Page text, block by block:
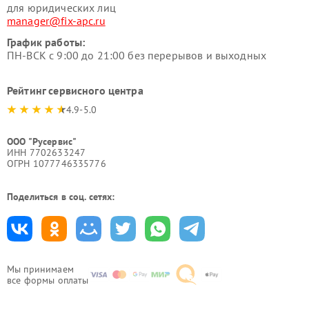
Мы принимаем
все формы оплаты
для юридических лиц
manager@fix-apc.ru
График работы:
ПН-ВСК с 9:00 до 21:00 без перерывов и выходных
Рейтинг сервисного центра
4.9-5.0
ООО "Русервис"
ИНН 7702633247
ОГРН 1077746335776
Поделиться в соц. сетях: